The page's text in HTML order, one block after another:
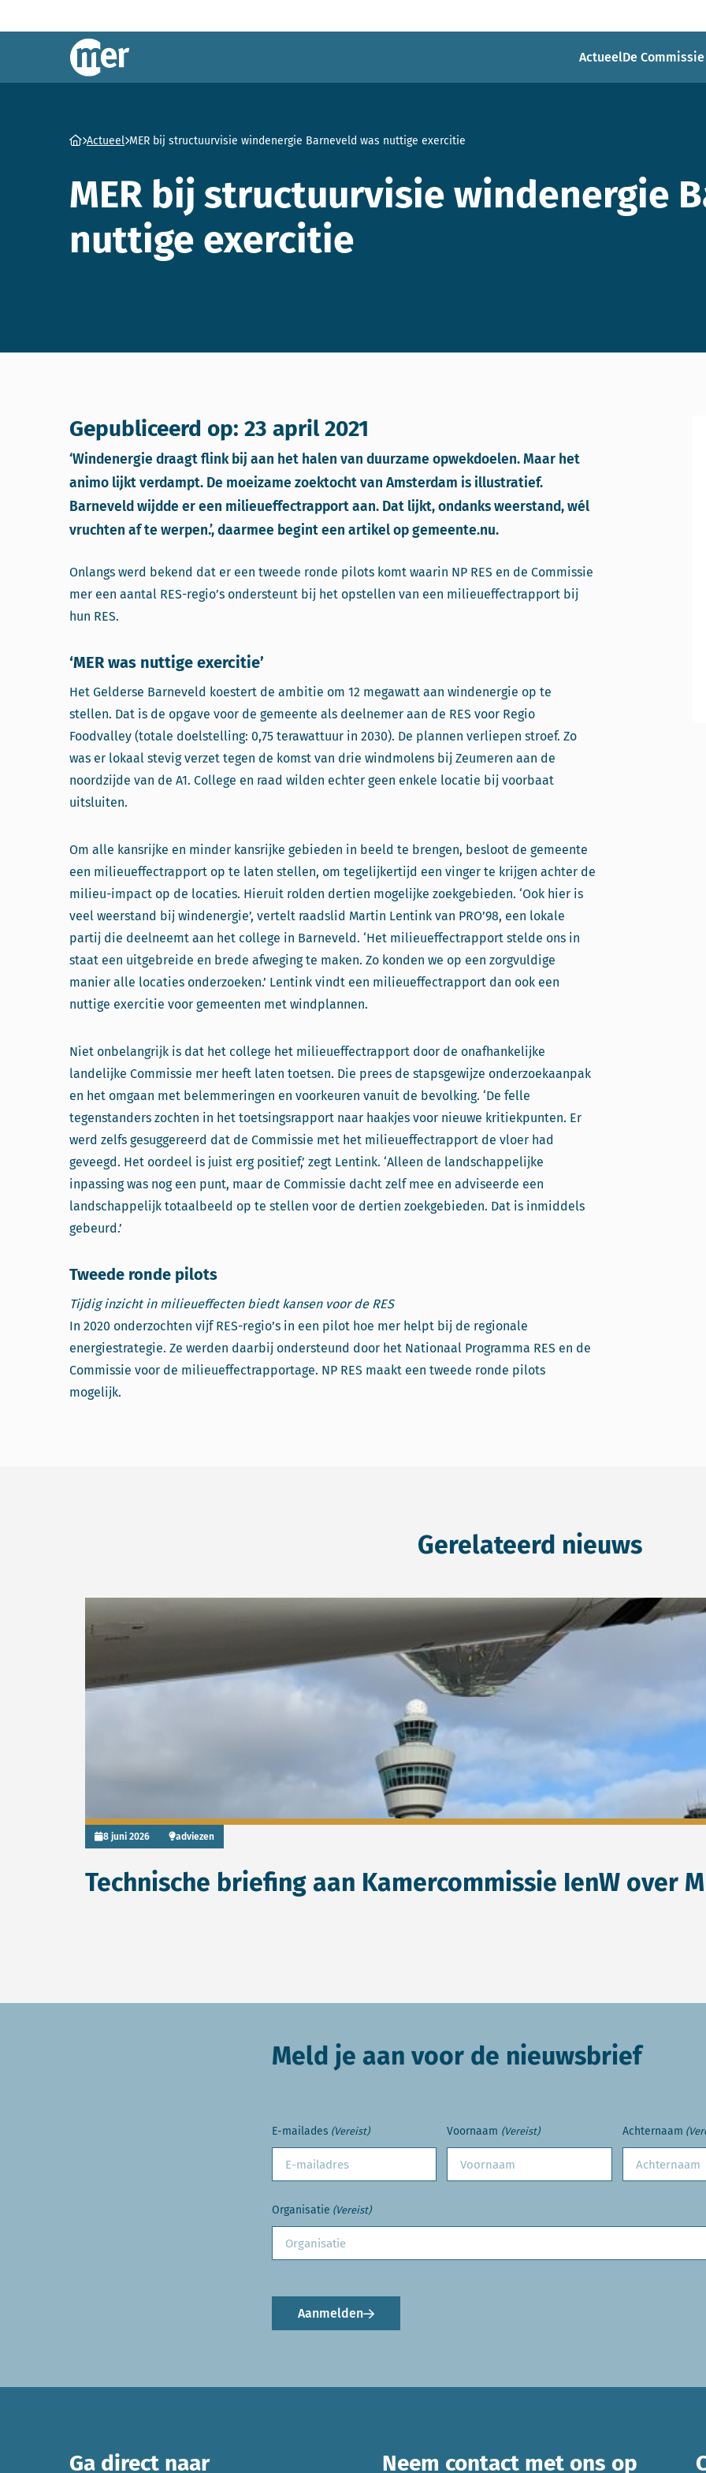
Commissie mer
ActueelDe
Ga naar homepage
Actueel MER bij structuurvisie windenergie Barneveld was nuttige exercitie
MER bij structuurvisie windenergie
nuttige exercitie
Gepubliceerd op: 23 april 2021
‘Windenergie draagt flink bij aan het halen van duurzame opwekdoelen. Maar het
animo lijkt verdampt. De moeizame zoektocht van Amsterdam is illustratief.
Barneveld wijdde er een milieueffectrapport aan. Dat lijkt, ondanks weerstand, wél
vruchten af te werpen.’, daarmee begint een artikel op gemeente.nu.
Onlangs werd bekend dat er een tweede ronde pilots komt waarin NP RES en de Commissie
mer een aantal RES-regio’s ondersteunt bij het opstellen van een milieueffectrapport bij
hun RES.
‘MER was nuttige exercitie’
Het Gelderse Barneveld koestert de ambitie om 12 megawatt aan windenergie op te
stellen. Dat is de opgave voor de gemeente als deelnemer aan de RES voor Regio
Foodvalley (totale doelstelling: 0,75 terawattuur in 2030). De plannen verliepen stroef. Zo
was er lokaal stevig verzet tegen de komst van drie windmolens bij Zeumeren aan de
noordzijde van de A1. College en raad wilden echter geen enkele locatie bij voorbaat
uitsluiten.
Om alle kansrijke en minder kansrijke gebieden in beeld te brengen, besloot de gemeente
een milieueffectrapport op te laten stellen, om tegelijkertijd een vinger te krijgen achter de
milieu-impact op de locaties. Hieruit rolden dertien mogelijke zoekgebieden. ‘Ook hier is
veel weerstand bij windenergie’, vertelt raadslid Martin Lentink van PRO’98, een lokale
partij die deelneemt aan het college in Barneveld. ‘Het milieueffectrapport stelde ons in
staat een uitgebreide en brede afweging te maken. Zo konden we op een zorgvuldige
manier alle locaties onderzoeken.’ Lentink vindt een milieueffectrapport dan ook een
nuttige exercitie voor gemeenten met windplannen.
Niet onbelangrijk is dat het college het milieueffectrapport door de onafhankelijke
landelijke Commissie mer heeft laten toetsen. Die prees de stapsgewijze onderzoekaanpak
en het omgaan met belemmeringen en voorkeuren vanuit de bevolking. ‘De felle
tegenstanders zochten in het toetsingsrapport naar haakjes voor nieuwe kritiekpunten. Er
werd zelfs gesuggereerd dat de Commissie met het milieueffectrapport de vloer had
geveegd. Het oordeel is juist erg positief,’ zegt Lentink. ‘Alleen de landschappelijke
inpassing was nog een punt, maar de Commissie dacht zelf mee en adviseerde een
landschappelijk totaalbeeld op te stellen voor de dertien zoekgebieden. Dat is inmiddels
gebeurd.’
Tweede ronde pilots
Tijdig inzicht in milieueffecten biedt kansen voor de RES
In 2020 onderzochten vijf RES-regio’s in een pilot hoe mer helpt bij de regionale
energiestrategie. Ze werden daarbij ondersteund door het Nationaal Programma RES en de
Commissie voor de milieueffectrapportage. NP RES maakt een tweede ronde pilots
mogelijk.
Gerelateerd nieuws
Technische briefing aan Kamercommissie IenW over
8 juni 2026 adviezen
Lees meer over Technische briefing aan Kamercommissie IenW over MER LVB Schiphol
Meld je aan voor de nieuwsbrief
E-mailades (Vereist) Voornaam (Vereist) Achternaam
Organisatie (Vereist)
Aanmelden
Ga direct naar Neem contact met ons op